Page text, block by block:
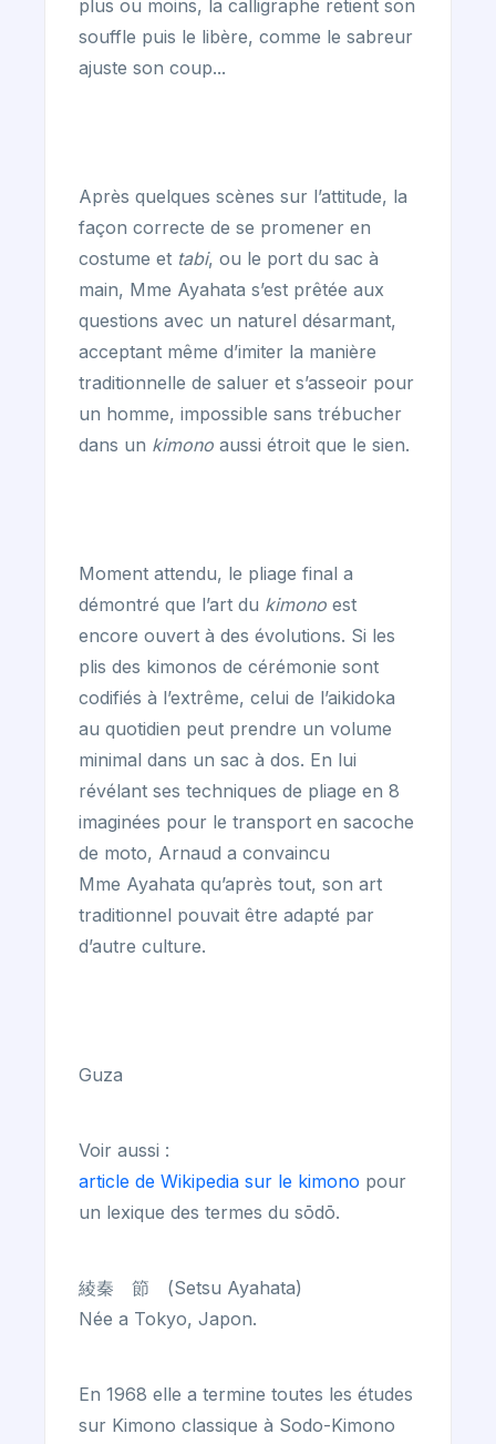
plus ou moins, la calligraphe retient son
souffle puis le libère, comme le sabreur
ajuste son coup...
Après quelques scènes sur l’attitude, la
façon correcte de se promener en
costume et tabi, ou le port du sac à
main, Mme Ayahata s’est prêtée aux
questions avec un naturel désarmant,
acceptant même d’imiter la manière
traditionnelle de saluer et s’asseoir pour
un homme, impossible sans trébucher
dans un kimono aussi étroit que le sien.
Moment attendu, le pliage final a
démontré que l’art du kimono est
encore ouvert à des évolutions. Si les
plis des kimonos de cérémonie sont
codifiés à l’extrême, celui de l’aikidoka
au quotidien peut prendre un volume
minimal dans un sac à dos. En lui
révélant ses techniques de pliage en 8
imaginées pour le transport en sacoche
de moto, Arnaud a convaincu
Mme Ayahata qu’après tout, son art
traditionnel pouvait être adapté par
d’autre culture.
Guza
Voir aussi :
article de Wikipedia sur le kimono pour
un lexique des termes du sōdō.
綾秦 節 (Setsu Ayahata)
Née a Tokyo, Japon.
En 1968 elle a termine toutes les études
sur Kimono classique à Sodo-Kimono